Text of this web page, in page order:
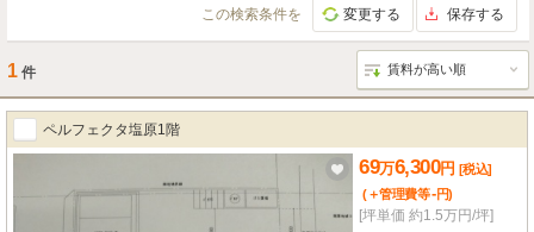
この検索条件を 変更する 保存する
1 件
ペルフェクタ塩原1階
69万6,300円 [税込]
(＋管理費等-円)
[坪単価 約1.5万円/坪]